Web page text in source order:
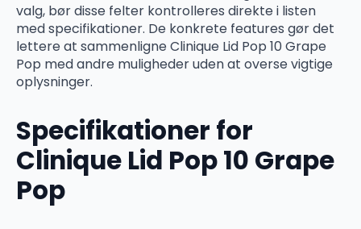
valg, bør disse felter kontrolleres direkte i listen
med specifikationer. De konkrete features gør det
lettere at sammenligne Clinique Lid Pop 10 Grape
Pop med andre muligheder uden at overse vigtige
oplysninger.
Specifikationer for
Clinique Lid Pop 10 Grape
Pop